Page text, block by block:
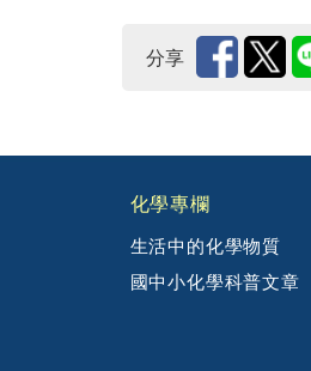
分享
化學專欄
生活中的化學物質
國中小化學科普文章